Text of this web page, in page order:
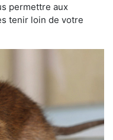
permettre aux
tenir loin de votre